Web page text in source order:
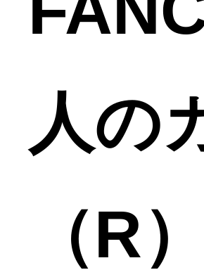
人の
（R